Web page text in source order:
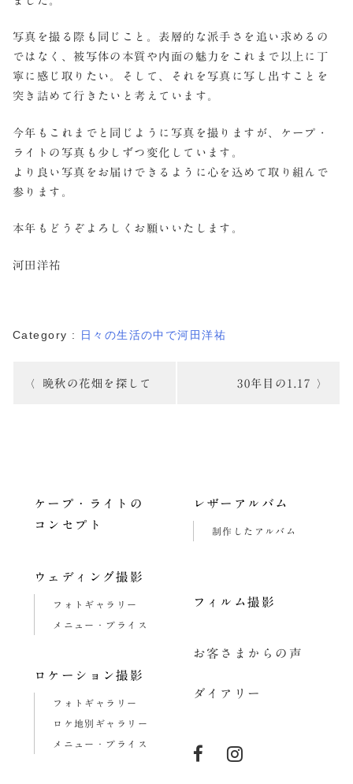
写真を撮る際も同じこと。表層的な派手さを追い求めるの
ではなく、被写体の本質や内面の魅力をこれまで以上に丁
寧に感じ取りたい。そして、それを写真に写し出すことを
突き詰めて行きたいと考えています。
今年もこれまでと同じように写真を撮りますが、ケープ・
ライトの写真も少しずつ変化しています。
より良い写真をお届けできるように心を込めて取り組んで
参ります。
本年もどうぞよろしくお願いいたします。
河田洋祐
Category : 日々の生活の中で河田洋祐
晩秋の花畑を探して 30年目の1.17
ケープ・ライトの
コンセプト
ウェディング撮影
フォトギャラリー
メニュー・プライス
ロケーション撮影
フォトギャラリー
ロケ地別ギャラリー
メニュー・プライス
レザーアルバム
制作したアルバム
フィルム撮影
お客さまからの声
ダイアリー